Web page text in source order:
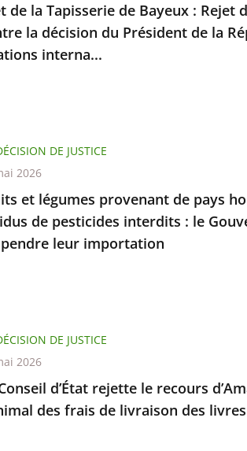
de la Tapisserie de Bayeux : Rejet
la décision du Président de la
interna...
et légumes provenant de pays
de pesticides interdits : le
leur importation
DE JUSTICE
2026
d’État rejette le recours
des frais de livraison des livres
DE JUSTICE
2026